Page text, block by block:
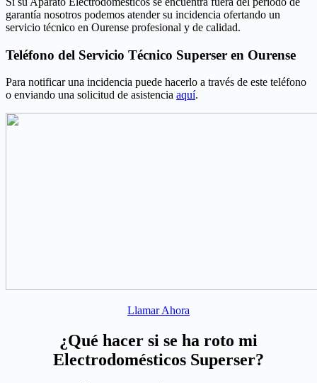
garantía nosotros podemos atender su incidencia ofertando un
servicio técnico en Ourense profesional y de calidad.
Teléfono del Servicio Técnico Superser en Ourense
Para notificar una incidencia puede hacerlo a través de este teléfono
o enviando una solicitud de asistencia aquí.
Llamar Ahora
¿Qué hacer si se ha roto mi
Electrodomésticos Superser?